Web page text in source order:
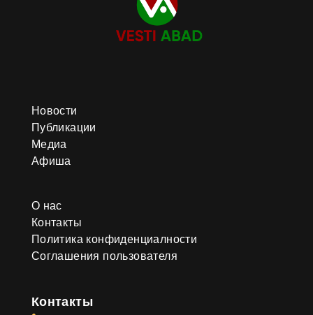
Новости
Публикации
Медиа
Афиша
О нас
Контакты
Политика конфиденциалности
Соглашения пользователя
Контакты